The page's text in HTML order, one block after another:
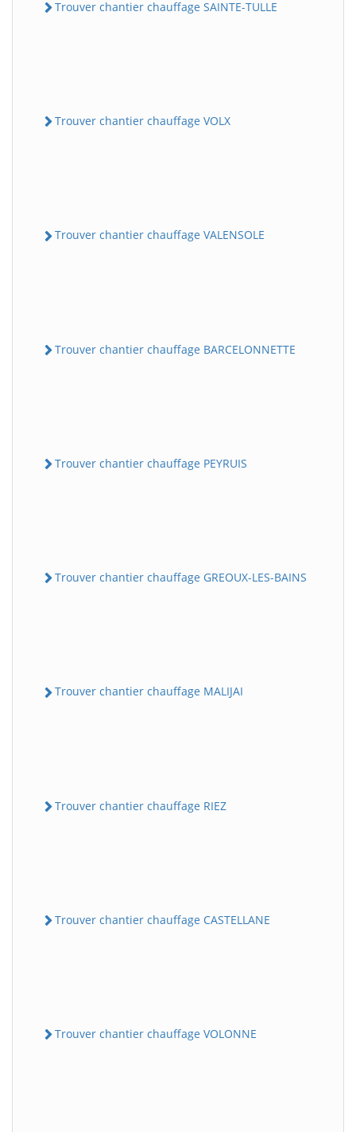
Trouver chantier chauffage SAINTE-TULLE
Trouver chantier chauffage VOLX
Trouver chantier chauffage VALENSOLE
Trouver chantier chauffage BARCELONNETTE
Trouver chantier chauffage PEYRUIS
Trouver chantier chauffage GREOUX-LES-BAINS
Trouver chantier chauffage MALIJAI
Trouver chantier chauffage RIEZ
Trouver chantier chauffage CASTELLANE
Trouver chantier chauffage VOLONNE